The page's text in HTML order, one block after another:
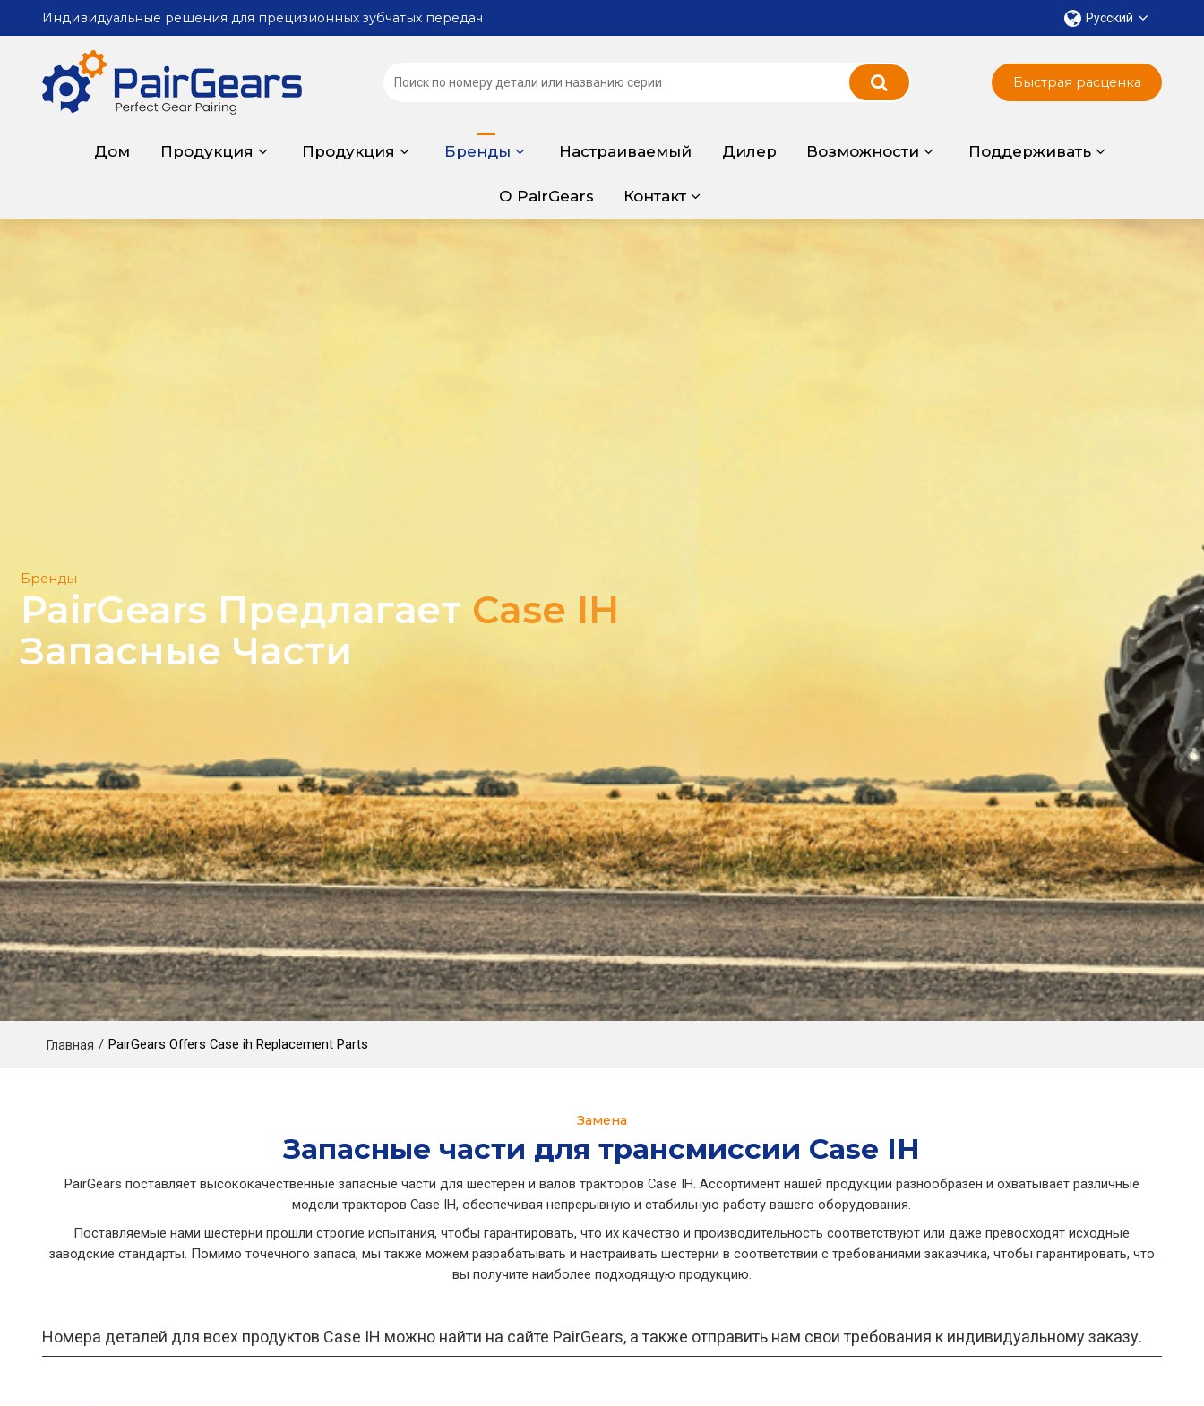
Индивидуальные решения для прецизионных зубчатых передач Русский
Дом Продукция Продукция Бренды Настраиваемый Дилер Возможности Поддерживать
О PairGears Контакт
Быстрая расценка
Бренды
PairGears Предлагает Case IH
Запасные Части
Главная / PairGears Offers Case ih Replacement Parts
Замена
Запасные части для трансмиссии Case IH
PairGears поставляет высококачественные запасные части для шестерен и валов тракторов Case IH. Ассортимент нашей продукции разнообразен и охватывает различные
модели тракторов Case IH, обеспечивая непрерывную и стабильную работу вашего оборудования.
Поставляемые нами шестерни прошли строгие испытания, чтобы гарантировать, что их качество и производительность соответствуют или даже превосходят исходные
заводские стандарты. Помимо точечного запаса, мы также можем разрабатывать и настраивать шестерни в соответствии с требованиями заказчика, чтобы гарантировать, что
вы получите наиболее подходящую продукцию.
Номера деталей для всех продуктов Case IH можно найти на сайте PairGears, а также отправить нам свои требования к индивидуальному заказу.